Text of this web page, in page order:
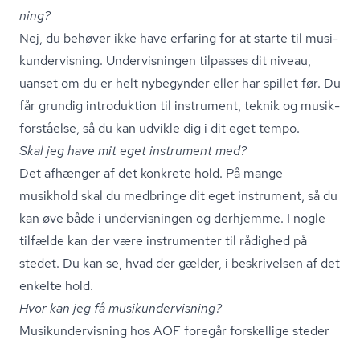
ning?
Nej, du behøver ikke have erfaring for at starte til mu­si­
kun­der­vis­ning. Undervisningen tilpasses dit niveau,
uanset om du er helt nybegynder eller har spillet før. Du
får grundig introduktion til instrument, teknik og mu­sik­
for­stå­el­se, så du kan udvikle dig i dit eget tempo.
Skal jeg have mit eget instrument med?
Det afhænger af det konkrete hold. På mange
musikhold skal du medbringe dit eget instrument, så du
kan øve både i undervisningen og derhjemme. I nogle
tilfælde kan der være instrumenter til rådighed på
stedet. Du kan se, hvad der gælder, i beskrivelsen af det
enkelte hold.
Hvor kan jeg få mu­si­kun­der­vis­ning?
Mu­si­kun­der­vis­ning hos AOF foregår forskellige steder